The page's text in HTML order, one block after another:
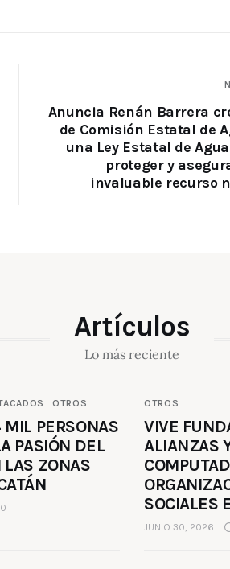
Anuncia Renán Barrera
de Comisión Estatal de
una Ley Estatal de
proteger y
invaluable recurso
Artículos
Lo más reciente
OTROS
PERSONAS
PASIÓN DEL
LAS ZONAS
0
OTROS
VIVE
ALIANZAS
SOCIALES
JUNIO 30, 2026